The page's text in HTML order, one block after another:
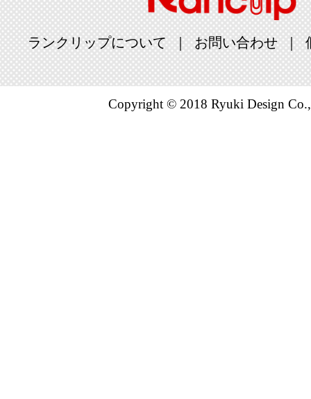
ランクリップについて お問い合わせ
Copyright © 2018 Ryuki Design